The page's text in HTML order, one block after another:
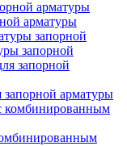
арматуры
запорной
арматуры